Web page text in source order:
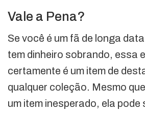
Vale a Pena?
Se você é um fã de longa
tem dinheiro sobrando, essa
certamente é um item de
qualquer coleção. Mesmo
um item inesperado, ela pode